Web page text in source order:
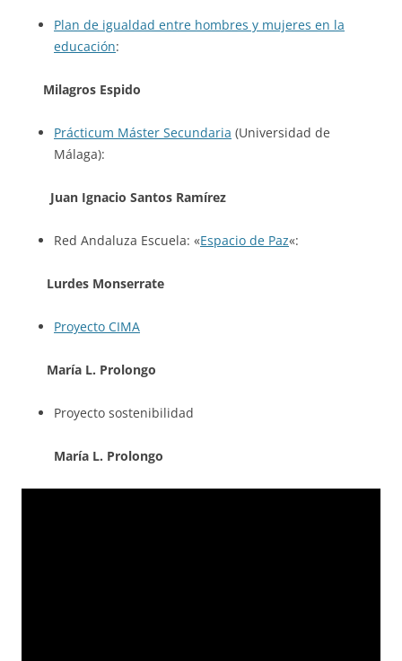
Plan de igualdad entre hombres y mujeres en la
educación:
Milagros Espido
Prácticum Máster Secundaria (Universidad de
Málaga):
Juan Ignacio Santos Ramírez
Red Andaluza Escuela: «Espacio de Paz«:
Lurdes Monserrate
Proyecto CIMA
María L. Prolongo
Proyecto sostenibilidad
María L. Prolongo